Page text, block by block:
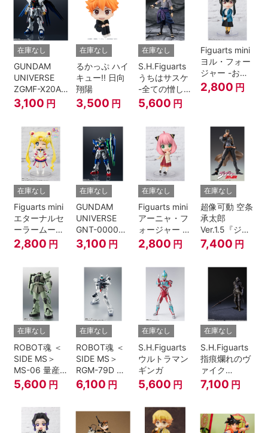
在庫なし
GUNDAM
UNIVERSE
ZGMF-X20A
STRIKE
FREEDOM
3,100 円
在庫なし
るかっぷ ハイ
キュー!! 日向
翔陽
3,500 円
在庫なし
S.H.Figuarts
うちはサスケ
-全ての憎しみ
を背負う者-
『NARUTO -
5,600 円
Figuarts mini
ヨル・フォー
ジャー -おで
けけこーで-
『SPY×FAMILY』
2,800 円
在庫なし
Figuarts mini
エターナルセ
ーラームーン-
Cosmos
edition-『美
ラームーン
Cosmos』
2,800 円
在庫なし
GUNDAM
UNIVERSE
GNT-0000
00 QAN[T]
3,100 円
在庫なし
Figuarts mini
アーニャ・フ
ォージャー -
おでけけこー
で-
2,800 円
在庫なし
超像可動 空条
承太郎
Ver.1.5『ジョ
ジョの奇妙な
冒険 第3部』
7,400 円
在庫なし
ROBOT魂 ＜
SIDE MS＞
MS-06 量産
型ザク ver.
A.N.I.M.E.
5,600 円
在庫なし
ROBOT魂 ＜
SIDE MS＞
RGM-79D ジ
ム寒冷地仕様
ver.
6,100 円
在庫なし
S.H.Figuarts
ウルトラマン
ギンガ
5,600 円
在庫なし
S.H.Figuarts
指痕爛れのヴ
ァイク
『ELDEN
RING』
7,100 円